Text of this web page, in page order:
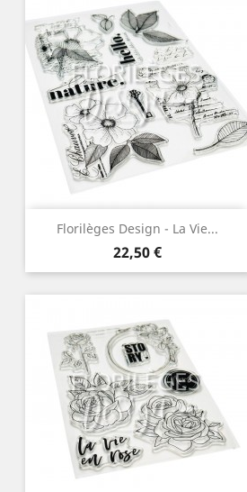
Florilèges Design - La Vie...
Prix
22,50 €